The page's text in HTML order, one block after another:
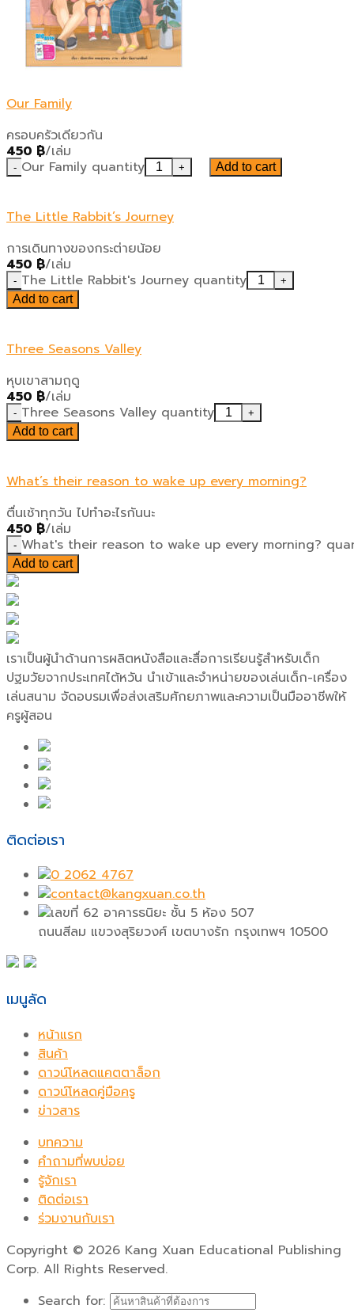
Our Family
ครอบครัวเดียวกัน
450 ฿/เล่ม
Our Family quantity
Add to cart
The Little Rabbit’s Journey
การเดินทางของกระต่ายน้อย
450 ฿/เล่ม
The Little Rabbit's Journey quantity
Add to cart
Three Seasons Valley
หุบเขาสามฤดู
450 ฿/เล่ม
Three Seasons Valley quantity
Add to cart
What’s their reason to wake up every morning?
ตื่นเช้าทุกวัน ไปทำอะไรกันนะ
450 ฿/เล่ม
What's their reason to wake up every morning?
Add to cart
เราเป็นผู้นำด้านการผลิตหนังสือและสื่อการเรียนรู้สำหรับเด็ก
ปฐมวัยจากประเทศไต้หวัน นำเข้าและจำหน่ายของเล่นเด็ก-เครื่อง
เล่นสนาม จัดอบรมเพื่อส่งเสริมศักยภาพและความเป็นมืออาชีพให้
ครูผู้สอน
ติดต่อเรา
0 2062 4767
contact@kangxuan.co.th
เลขที่ 62 อาคารธนิยะ ชั้น 5 ห้อง 507
ถนนสีลม แขวงสุริยวงศ์ เขตบางรัก กรุงเทพฯ 10500
เมนูลัด
หน้าแรก
สินค้า
ดาวน์โหลดแคตตาล็อก
ดาวน์โหลดคู่มือครู
ข่าวสาร
บทความ
คำถามที่พบบ่อย
รู้จักเรา
ติดต่อเรา
ร่วมงานกับเรา
Copyright © 2026 Kang Xuan Educational Publishing
Corp. All Rights Reserved.
Search for: